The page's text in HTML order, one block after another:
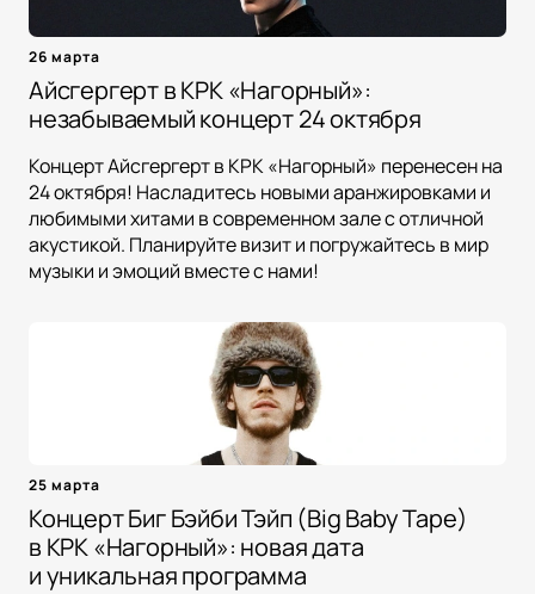
26 марта
Айсгергерт в КРК «Нагорный»:
незабываемый концерт 24 октября
Концерт Айсгергерт в КРК «Нагорный» перенесен на
24 октября! Насладитесь новыми аранжировками и
любимыми хитами в современном зале с отличной
акустикой. Планируйте визит и погружайтесь в мир
музыки и эмоций вместе с нами!
25 марта
Концерт Биг Бэйби Тэйп (Big Baby Tape)
в КРК «Нагорный»: новая дата
и уникальная программа